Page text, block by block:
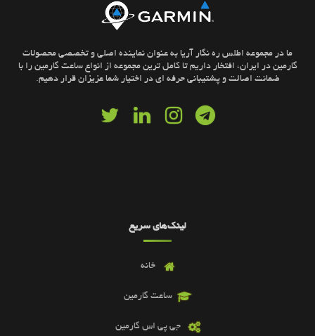
ما در مجموعه اطلس ره نگار آریا به عنوان نماینده اصلی و تخصصی محصولات
گارمین در ایران، افتخار داریم تا کامل ترین مجموعه از انواع ساعت گارمین را با
ضمانت اصالت و پشتیبانی حرفه ای در اختیار شما عزیزان قرار دهیم.
لینک‌های سریع
خانه
ساعت گارمین
جی پی اس گارمین